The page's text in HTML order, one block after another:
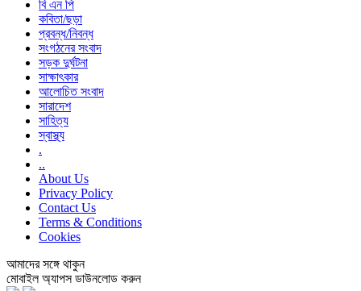
বি এন পি
কবিতা/ছড়া
প্রবন্ধ/নিবন্ধ
সংগঠনের সংবাদ
সড়ক দুর্ঘটনা
সাক্ষাৎকার
আলোচিত সংবাদ
সারাদেশ
সাহিত্য
স্বাস্থ্য
.
..
About Us
Privacy Policy
Contact Us
Terms & Conditions
Cookies
আমাদের সঙ্গে থাকুন
মোবাইল অ্যাপস ডাউনলোড করুন